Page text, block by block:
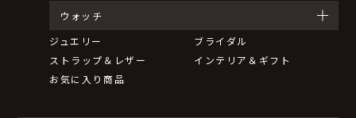
ウォッチ
ジュエリー
ブライダル
ストラップ＆レザー
インテリア＆ギフト
お気に入り商品